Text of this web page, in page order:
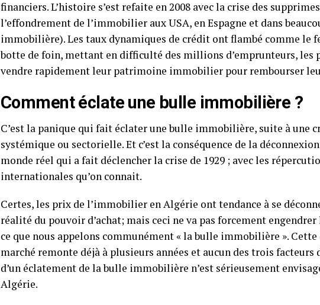
financiers. L’histoire s’est refaite en 2008 avec la crise des
l’effondrement de l’immobilier aux USA, en Espagne et dans
immobilière). Les taux dynamiques de crédit ont flambé comme le
botte de foin, mettant en difficulté des millions d’emprunteurs, les
vendre rapidement leur patrimoine immobilier pour rembourser
Comment éclate une bulle immobilière ?
C’est la panique qui fait éclater une bulle immobilière, suite à une
systémique ou sectorielle. Et c’est la conséquence de la
monde réel qui a fait déclencher la crise de 1929 ; avec les
internationales qu’on connait.
Certes, les prix de l’immobilier en Algérie ont tendance à se
réalité du pouvoir d’achat; mais ceci ne va pas forcement engendrer
ce que nous appelons communément « la bulle immobilière ».
marché remonte déjà à plusieurs années et aucun des trois facteurs
d’un éclatement de la bulle immobilière n’est sérieusement
Algérie.